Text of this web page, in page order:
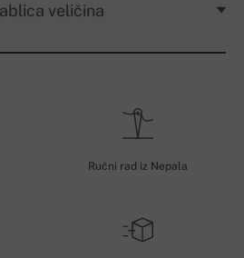
veličina
Ručni rad iz Nepala